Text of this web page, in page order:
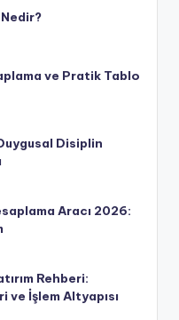
ve Pratik Tablo
Disiplin
Aracı 2026:
Rehberi:
İşlem Altyapısı